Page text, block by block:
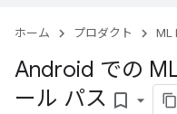
ホーム プロダクト ML
Android での
ール パス bookmark_border